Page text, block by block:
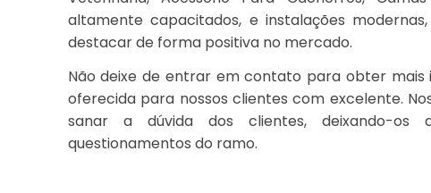
altamente capacitados, e instalações
destacar de forma positiva no mercado.
Não deixe de entrar em contato para obter mais
oferecida para nossos clientes com excelente.
sanar a dúvida dos clientes, deixando-os
questionamentos do ramo.